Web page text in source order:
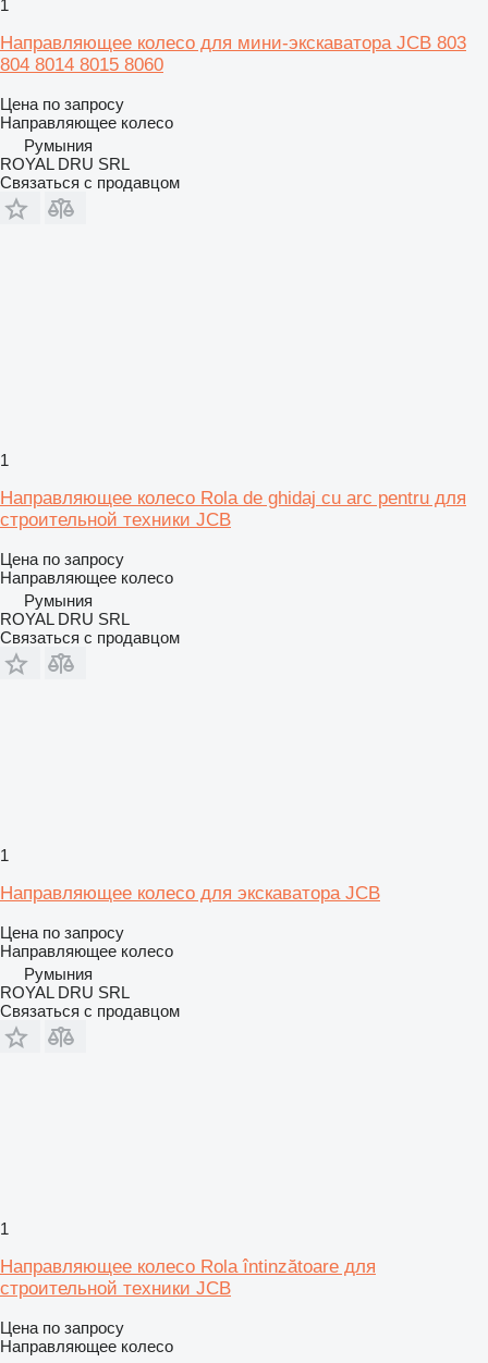
1
Направляющее колесо для мини-экскаватора JCB 803
804 8014 8015 8060
Цена по запросу
Направляющее колесо
Румыния
ROYAL DRU SRL
Связаться с продавцом
1
Направляющее колесо Rola de ghidaj cu arc pentru для
строительной техники JCB
Цена по запросу
Направляющее колесо
Румыния
ROYAL DRU SRL
Связаться с продавцом
1
Направляющее колесо для экскаватора JCB
Цена по запросу
Направляющее колесо
Румыния
ROYAL DRU SRL
Связаться с продавцом
1
Направляющее колесо Rola întinzătoare для
строительной техники JCB
Цена по запросу
Направляющее колесо